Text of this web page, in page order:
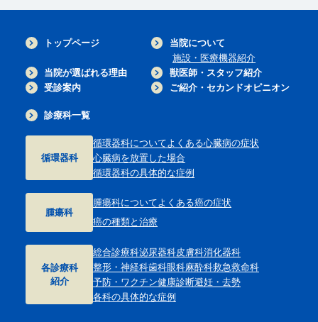
トップページ
当院について
施設・医療機器紹介
当院が選ばれる理由
獣医師・スタッフ紹介
受診案内
ご紹介・セカンドオピニオン
診療科一覧
循環器科
循環器科について よくある心臓病の症状
心臓病を放置した場合
循環器科の具体的な症例
腫瘍科
腫瘍科について よくある癌の症状
癌の種類と治療
各診療科
紹介
総合診療科泌尿器科皮膚科消化器科
整形・神経科歯科眼科麻酔科救急救命科
予防・ワクチン健康診断避妊・去勢
各科の具体的な症例